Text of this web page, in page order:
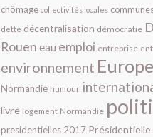
chômage collectivités locales
dette décentralisation démocratie
Rouen eau emploi entreprise
environnement Europe
Normandie humour
livre logement Normandie
presidentielles 2017 Présidentielle